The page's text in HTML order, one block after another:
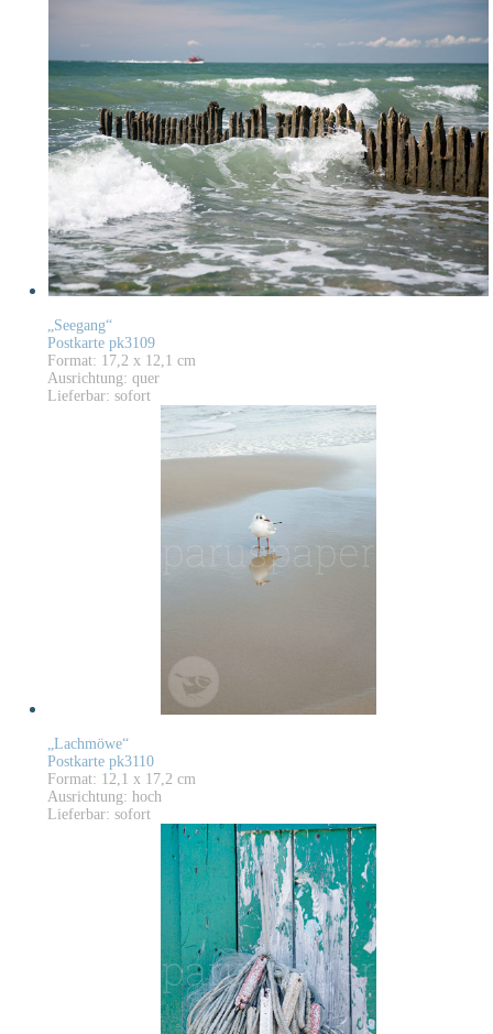
„Seegang“
Postkarte pk3109
Format: 17,2 x 12,1 cm
Ausrichtung: quer
Lieferbar: sofort
„Lachmöwe“
Postkarte pk3110
Format: 12,1 x 17,2 cm
Ausrichtung: hoch
Lieferbar: sofort